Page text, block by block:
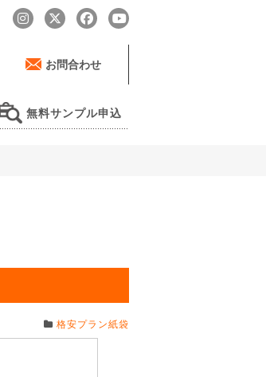
お問合わせ
無料サンプル申込
格安プラン紙袋